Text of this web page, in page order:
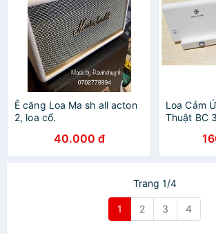
Ê căng Loa Ma sh all acton
2, loa cổ.
40.000 đ
Loa Cảm
Thuật BC
Trang 1/4
1 2 3 4